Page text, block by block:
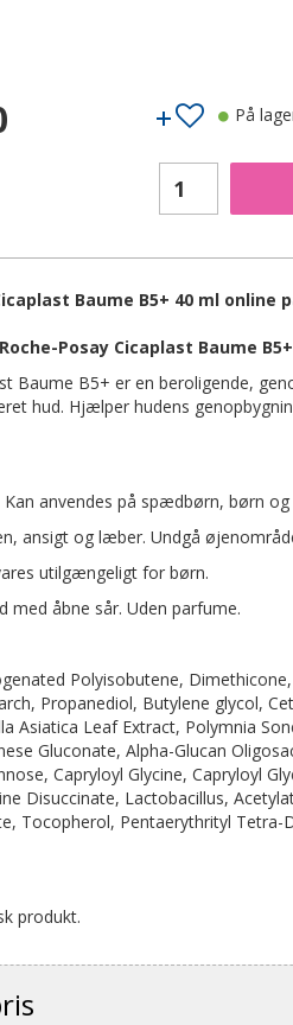
På
Baume B5+ 40 ml
Posay Cicaplast Baume
Baume B5+ er en beroligende,
hud. Hjælper hudens
anvendes på spædbørn, børn og
ansigt og læber. Undgå
utilgængeligt for børn.
med åbne sår. Uden parfume.
Polyisobutene,
Propanediol, Butylene glycol,
Asiatica Leaf Extract, Polymnia
Gluconate, Alpha-Glucan
Capryloyl Glycine, Capryloyl
Disuccinate, Lactobacillus,
Tocopherol, Pentaerythrityl Tetra-
produkt.